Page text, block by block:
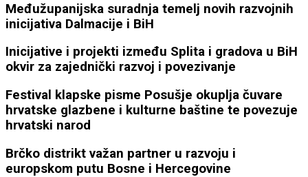
Međužupanijska suradnja temelj novih razvojnih
inicijativa Dalmacije i BiH
Inicijative i projekti između Splita i gradova u BiH
okvir za zajednički razvoj i povezivanje
Festival klapske pisme Posušje okuplja čuvare
hrvatske glazbene i kulturne baštine te povezuje
hrvatski narod
Brčko distrikt važan partner u razvoju i
europskom putu Bosne i Hercegovine